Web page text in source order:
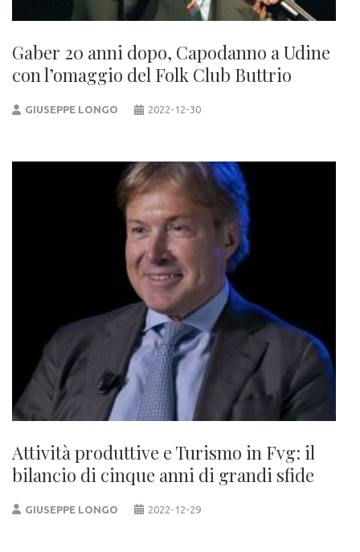
Gaber 20 anni dopo, Capodanno a Udine
con l’omaggio del Folk Club Buttrio
GIUSEPPE LONGO 2022-12-30
Attività produttive e Turismo in Fvg: il
bilancio di cinque anni di grandi sfide
GIUSEPPE LONGO 2022-12-29